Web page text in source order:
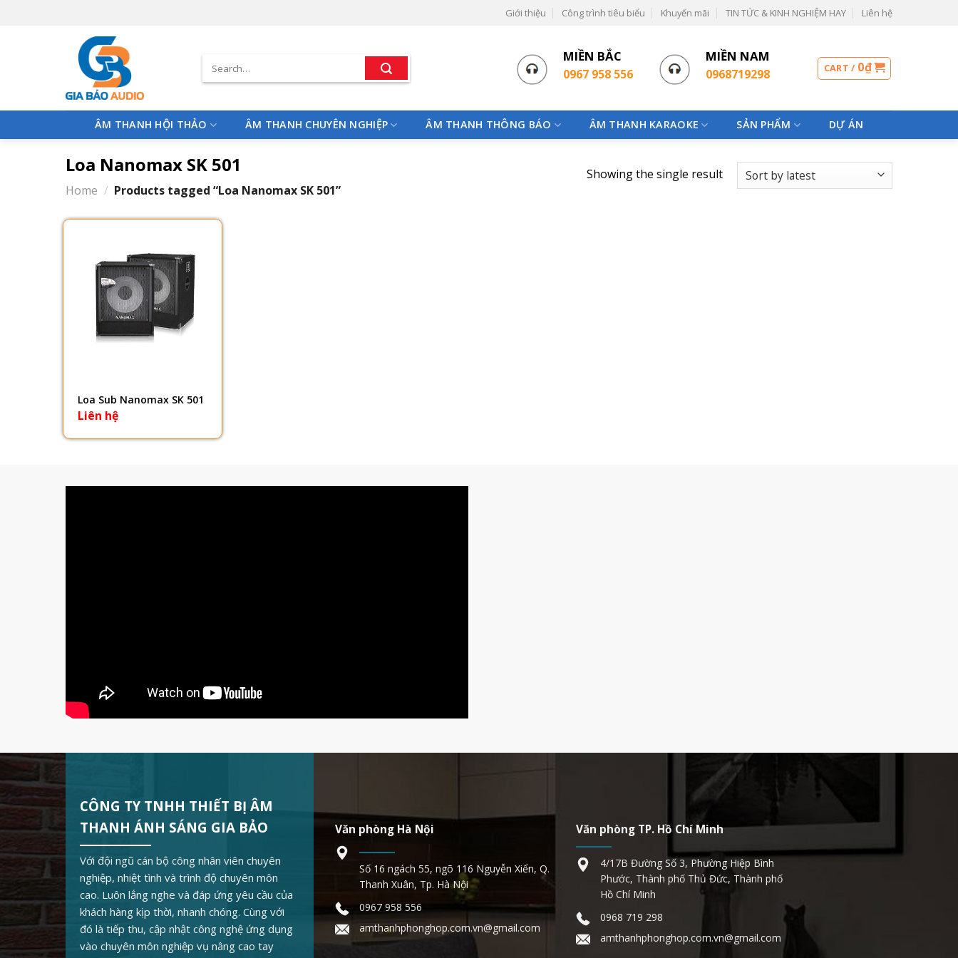
Giới thiệu Công trình tiêu biểu Khuyến mãi TIN TỨC & KINH NGHIỆM HAY Liên hệ
for:
MIỀN BẮC
0967 958 556
MIỀN NAM
0968719298 CART / 0₫
ÂM THANH HỘI THẢO ÂM THANH CHUYÊN NGHIỆP ÂM THANH THÔNG BÁO ÂM THANH KARAOKE SẢN PHẨM DỰ ÁN
Loa Nanomax SK 501
Home / Products tagged “Loa Nanomax SK 501”
Showing the single result
Loa Sub Nanomax SK 501
Liên hệ
CÔNG TY TNHH THIẾT BỊ ÂM
THANH ÁNH SÁNG GIA BẢO
Với đội ngũ cán bộ công nhân viên chuyên
nghiệp, nhiệt tình và trình độ chuyên môn
cao. Luôn lắng nghe và đáp ứng yêu cầu của
khách hàng kịp thời, nhanh chóng. Cùng với
đó là tiếp thu, cập nhật công nghệ ứng dụng
vào chuyên môn nghiệp vụ nâng cao tay
Văn phòng Hà Nội
Số 16 ngách 55, ngõ 116 Nguyễn Xiển, Q.
Thanh Xuân, Tp. Hà Nội
0967 958 556
amthanhphonghop.com.vn@gmail.com
Văn phòng TP. Hồ Chí Minh
4/17B Đường Số 3, Phường Hiệp Bình
Phước, Thành phố Thủ Đức, Thành phố
Hồ Chí Minh
0968 719 298
amthanhphonghop.com.vn@gmail.com